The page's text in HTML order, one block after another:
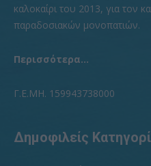
καλοκαίρι του 2013, για τον
παραδοσιακών μονοπατιών.
Περισσότερα...
Γ.Ε.ΜΗ. 159943738000
Δημοφιλείς